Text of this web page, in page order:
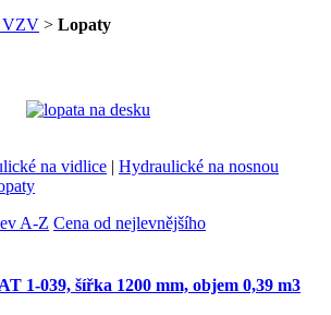
VZV > Lopaty
na vidlice | Hydraulické na nosnou
A-Z Cena od nejlevnějšího
1-039, šířka 1200 mm, objem 0,39 m3